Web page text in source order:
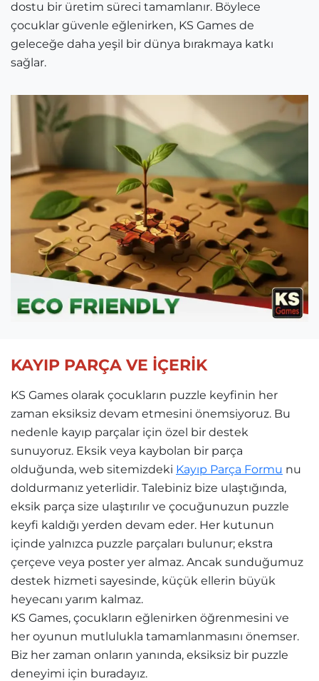
dostu bir üretim süreci tamamlanır. Böylece
çocuklar güvenle eğlenirken, KS Games de
geleceğe daha yeşil bir dünya bırakmaya katkı
sağlar.
KAYIP PARÇA VE İÇERİK
KS Games olarak çocukların puzzle keyfinin her
zaman eksiksiz devam etmesini önemsiyoruz. Bu
nedenle kayıp parçalar için özel bir destek
sunuyoruz. Eksik veya kaybolan bir parça
olduğunda, web sitemizdeki Kayıp Parça Formu nu
doldurmanız yeterlidir. Talebiniz bize ulaştığında,
eksik parça size ulaştırılır ve çocuğunuzun puzzle
keyfi kaldığı yerden devam eder. Her kutunun
içinde yalnızca puzzle parçaları bulunur; ekstra
çerçeve veya poster yer almaz. Ancak sunduğumuz
destek hizmeti sayesinde, küçük ellerin büyük
heyecanı yarım kalmaz.
KS Games, çocukların eğlenirken öğrenmesini ve
her oyunun mutlulukla tamamlanmasını önemser.
Biz her zaman onların yanında, eksiksiz bir puzzle
deneyimi için buradayız.